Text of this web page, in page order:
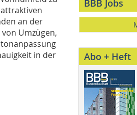
an der
Umzügen,
in der
BBB Jobs
Abo + Heft